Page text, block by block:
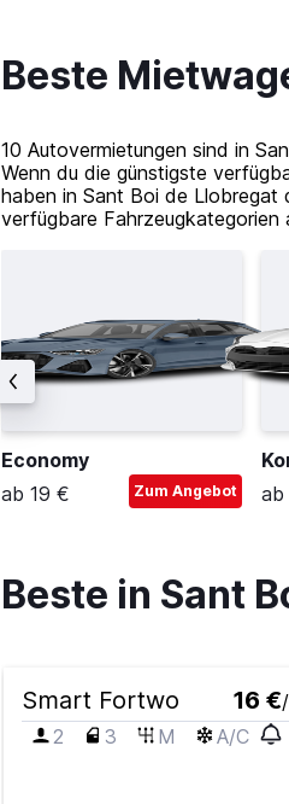
Beste
10 Autovermietungen sind in
Wenn du die günstigste
haben in Sant Boi de Llobregat
verfügbare Fahrzeugkategorien
Economy
ab 19 €
Zum Angebot
ab
Beste in Sant
Smart Fortwo 16 €
2
3 M A/C